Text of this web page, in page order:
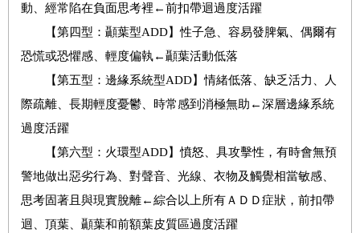
動、經常陷在負面思考裡←前扣帶迴過度活躍
【第四型：顳葉型ADD】性子急、容易發脾氣、偶爾有
恐慌或恐懼感、輕度偏執←顳葉活動低落
【第五型：邊緣系統型ADD】情緒低落、缺乏活力、人
際疏離、長期輕度憂鬱、時常感到消極無助←深層邊緣系統
過度活躍
【第六型：火環型ADD】憤怒、具攻擊性，有時會無預
警地做出惡劣行為、對聲音、光線、衣物及觸覺相當敏感、
思考固著且與現實脫離←綜合以上所有ＡＤＤ症狀，前扣帶
迴、頂葉、顳葉和前額葉皮質區過度活躍